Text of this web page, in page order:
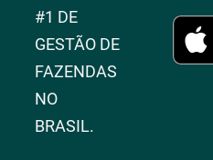
#1 DE
GESTÃO DE
FAZENDAS
NO
BRASIL.